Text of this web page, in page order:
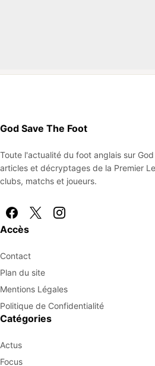
God Save The Foot
Toute l'actualité du foot anglais sur
articles et décryptages de la Premier
clubs, matchs et joueurs.
Accès
Contact
Plan du site
Mentions Légales
Politique de Confidentialité
Catégories
Actus
Focus